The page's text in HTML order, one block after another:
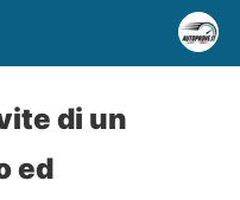
di un
ed